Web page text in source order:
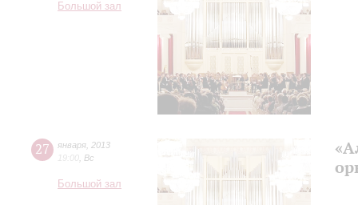
Большой зал
27 января 2013
19:00 Вс
Большой зал